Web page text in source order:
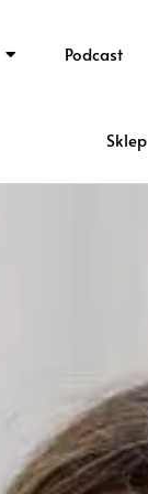
Podcast
Sklep